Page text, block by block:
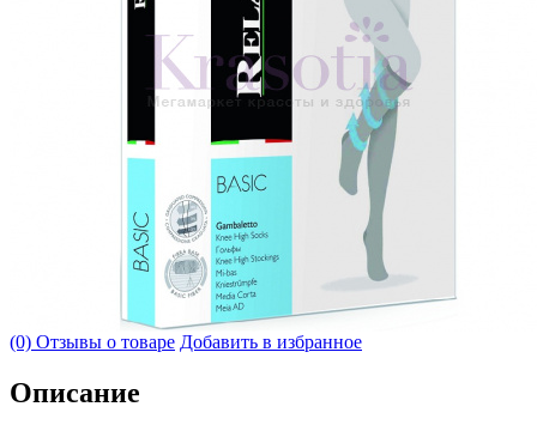
(0) Отзывы о товаре Добавить в избранное
Описание